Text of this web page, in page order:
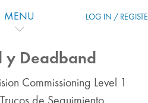
MENU LOG IN /
y Deadband
Commissioning Level 1